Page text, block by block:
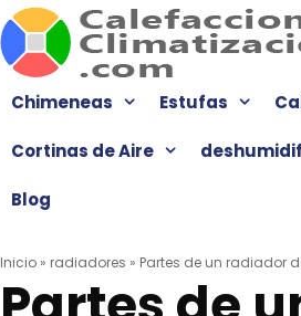
Chimeneas Estufas
Cortinas de Aire
Blog
Inicio » radiadores » Partes de un radiador